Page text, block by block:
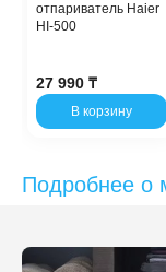
отпариватель Haier
HI-500
27 990 ₸
В корзину
Подробнее о